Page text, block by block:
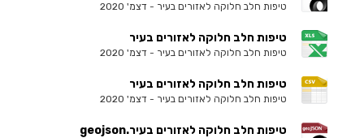
טיפות חלב חלוקה לאזורים בעיר - דצמ' 2020
טיפות חלב חלוקה לאזורים בעיר
טיפות חלב חלוקה לאזורים בעיר - דצמ' 2020
טיפות חלב חלוקה לאזורים בעיר
טיפות חלב חלוקה לאזורים בעיר - דצמ' 2020
טיפות חלב חלוקה לאזורים בעיר.geojson